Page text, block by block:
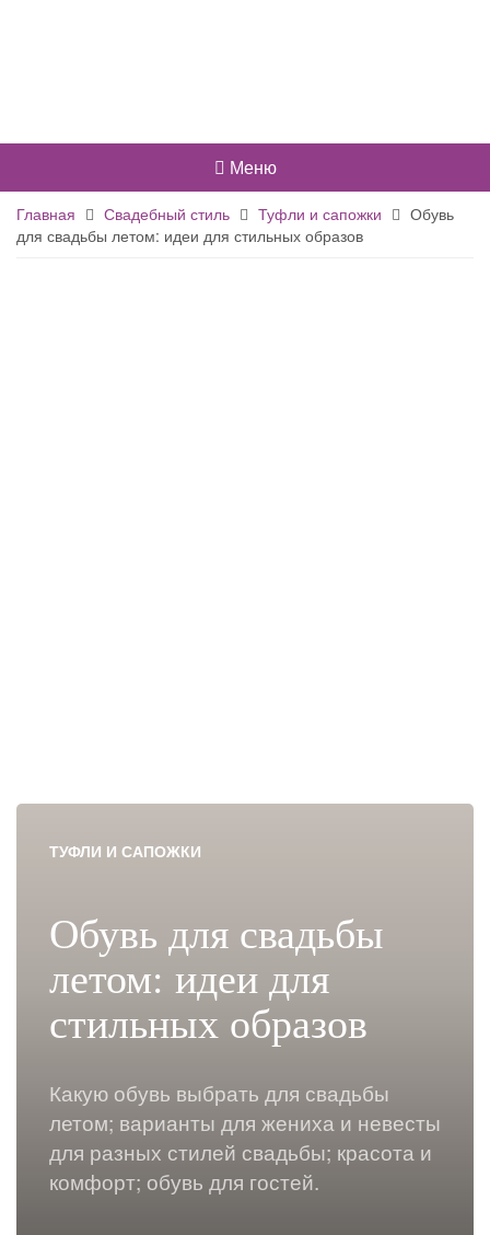
Меню
Главная Свадебный стиль Туфли и сапожки
Обувь
для свадьбы летом: идеи для стильных образов
ТУФЛИ И САПОЖКИ
Обувь для свадьбы
летом: идеи для
стильных образов
Какую обувь выбрать для свадьбы
летом; варианты для жениха и невесты
для разных стилей свадьбы; красота и
комфорт; обувь для гостей.